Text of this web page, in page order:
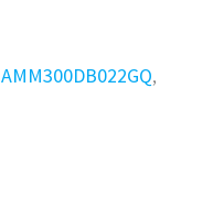
AMM300DB022GQ,